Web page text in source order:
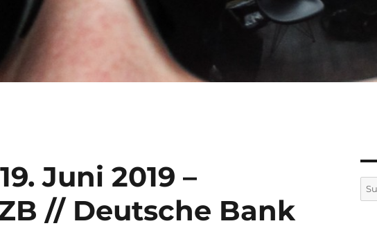
Juni 2019 –
// Deutsche Bank